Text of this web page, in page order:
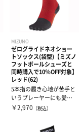
MIZUNO
ゼログライドネオショー
トソックス(袋型)【ミズノ
フットボールシューズと
同時購入で10％OFF対象】
レッド(62)
5本指の履き心地が苦手と
いうプレーヤーにも愛用
いただける袋型もありま
￥2,970 （税込）